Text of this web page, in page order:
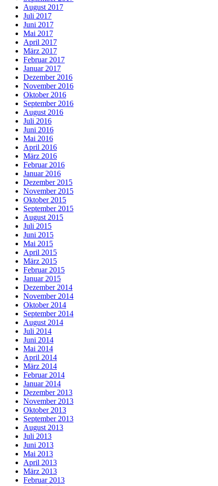
August 2017
Juli 2017
Juni 2017
Mai 2017
April 2017
März 2017
Februar 2017
Januar 2017
Dezember 2016
November 2016
Oktober 2016
September 2016
August 2016
Juli 2016
Juni 2016
Mai 2016
April 2016
März 2016
Februar 2016
Januar 2016
Dezember 2015
November 2015
Oktober 2015
September 2015
August 2015
Juli 2015
Juni 2015
Mai 2015
April 2015
März 2015
Februar 2015
Januar 2015
Dezember 2014
November 2014
Oktober 2014
September 2014
August 2014
Juli 2014
Juni 2014
Mai 2014
April 2014
März 2014
Februar 2014
Januar 2014
Dezember 2013
November 2013
Oktober 2013
September 2013
August 2013
Juli 2013
Juni 2013
Mai 2013
April 2013
März 2013
Februar 2013